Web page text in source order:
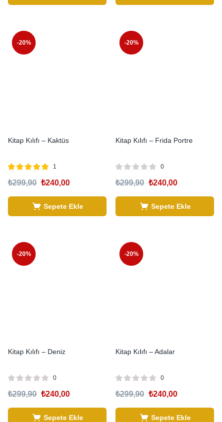
-20%
Kitap Kılıfı – Kaktüs
5.00
1
₺299,90 ₺240,00
Sepete Ekle
-20%
Kitap Kılıfı – Frida Portre
0
₺299,90 ₺240,00
Sepete Ekle
-20%
Kitap Kılıfı – Deniz
0
₺299,90 ₺240,00
Sepete Ekle
-20%
Kitap Kılıfı – Adalar
0
₺299,90 ₺240,00
Sepete Ekle